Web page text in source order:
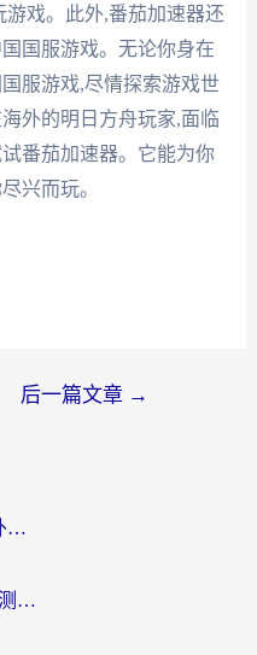
戏。此外,番茄加速器还
国服游戏。无论你身在
服游戏,尽情探索游戏世
外的明日方舟玩家,面临
番茄加速器。它能为你
兴而玩。
后一篇文章 →
雷神手游和sixfast哪个好？海外党亲测3款回国加速器，教你选对不踩坑
穿梭和快喵好用吗？海外党亲测：小众加速器对比+番茄加速器深度体验